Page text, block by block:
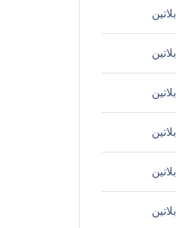
بلاتين
بلاتين
بلاتين
بلاتين
بلاتين
بلاتين